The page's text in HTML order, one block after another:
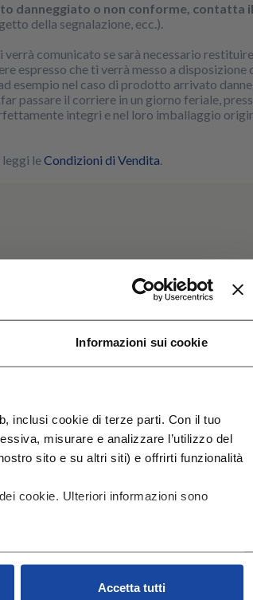
Informazioni sui cookie
inclusi cookie di terze parti. Con il tuo
misurare e analizzare l’utilizzo del
sito e su altri siti) e offrirti funzionalità
cookie. Ulteriori informazioni sono
Accetta tutti
danneggiato o non conforme, contatta
della segnalazione, ecc.).
comunicato se sarà necessario
espresso che ti verrà messo a disposizione
esempio nel caso di prodotto arrivato
passare il corriere in un giorno feriale,
integri e nel loro imballaggio
leCondizioni di Vendita.